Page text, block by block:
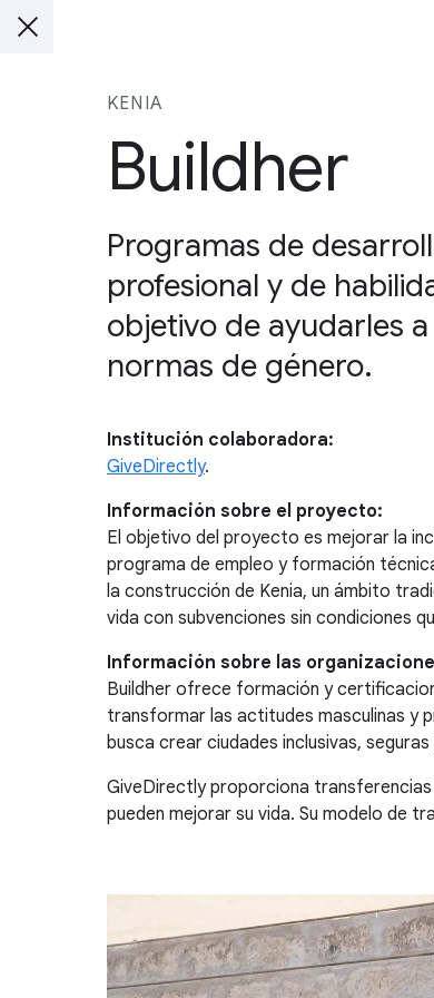
KENIA
Buildher
Programas de
profesional y de
objetivo de ayudarles
normas de género.
Institución colaboradora:
GiveDirectly.
Información sobre el proyecto:
El objetivo del proyecto es mejorar la
programa de empleo y formación
la construcción de Kenia, un ámbito
vida con subvenciones sin condiciones
Información sobre las
Buildher ofrece formación y
transformar las actitudes masculinas y
busca crear ciudades inclusivas,
GiveDirectly proporciona transferencias
pueden mejorar su vida. Su modelo de